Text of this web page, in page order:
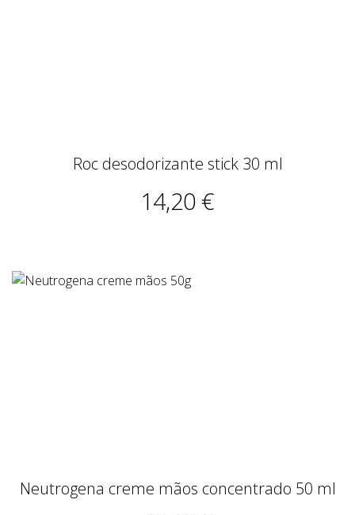
Roc desodorizante stick 30 ml
14,20 €
Neutrogena creme mãos concentrado 50 ml